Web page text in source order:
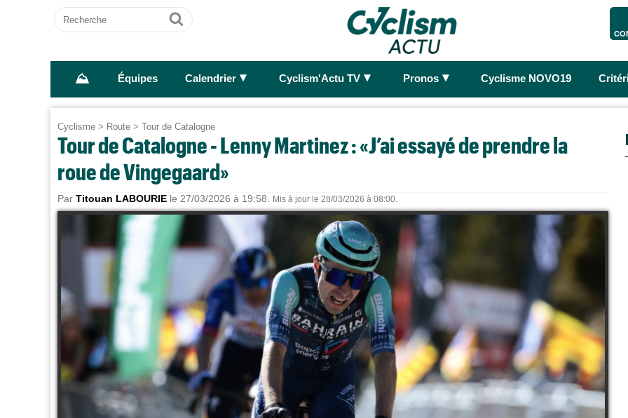
Recherche
Ok
⛰ Équipes Calendrier ► Cyclism'Actu TV ► Pronos ► Cyclisme NOVO19
Cyclisme > Route > Tour de Catalogne
Tour de Catalogne - Lenny Martinez : «J’ai essayé de prendre la
roue de Vingegaard»
Par Titouan LABOURIE le 27/03/2026 à 19:58. Mis à jour le 28/03/2026 à 08:00.